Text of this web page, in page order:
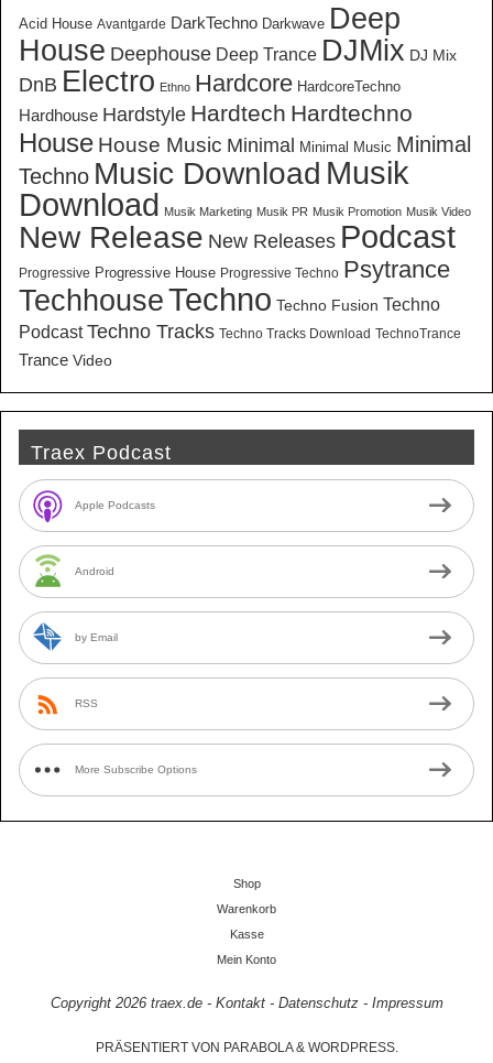
Acid House Avantgarde DarkTechno Darkwave Deep
House Deephouse Deep Trance DJMix DJ Mix
DnB Electro Ethno Hardcore HardcoreTechno
Hardhouse Hardstyle Hardtech Hardtechno
House House Music Minimal Minimal Music Minimal
Techno Music Download Musik
Download Musik Marketing Musik PR Musik Promotion Musik Video
New Release New Releases Podcast
Progressive Progressive House Progressive Techno Psytrance
TechhouseTechno Techno Fusion Techno
Podcast Techno Tracks Techno Tracks Download TechnoTrance
Trance Video
Traex Podcast
Apple Podcasts
Android
by Email
RSS
More Subscribe Options
Shop
Warenkorb
Kasse
Mein Konto
Copyright 2026 traex.de- Kontakt- Datenschutz- Impressum
PRÄSENTIERT VON PARABOLA& WORDPRESS.